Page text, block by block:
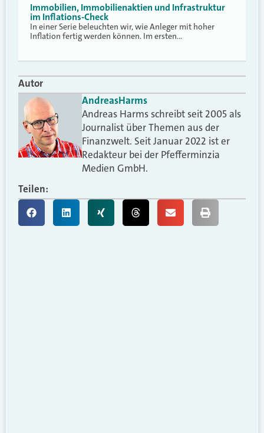
Immobilien, Immobilienaktien und Infrastruktur
im Inflations-Check
In einer Serie beleuchten wir, wie Anleger mit hoher
Inflation fertig werden können. Im ersten…
Autor
AndreasHarms
Andreas Harms schreibt seit 2005 als
Journalist über Themen aus der
Finanzwelt. Seit Januar 2022 ist er
Redakteur bei der Pfefferminzia
Medien GmbH.
Teilen: